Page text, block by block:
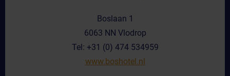
Boslaan 1
6063 NN Vlodrop
Tel: +31 (0) 474 534959
www.boshotel.nl